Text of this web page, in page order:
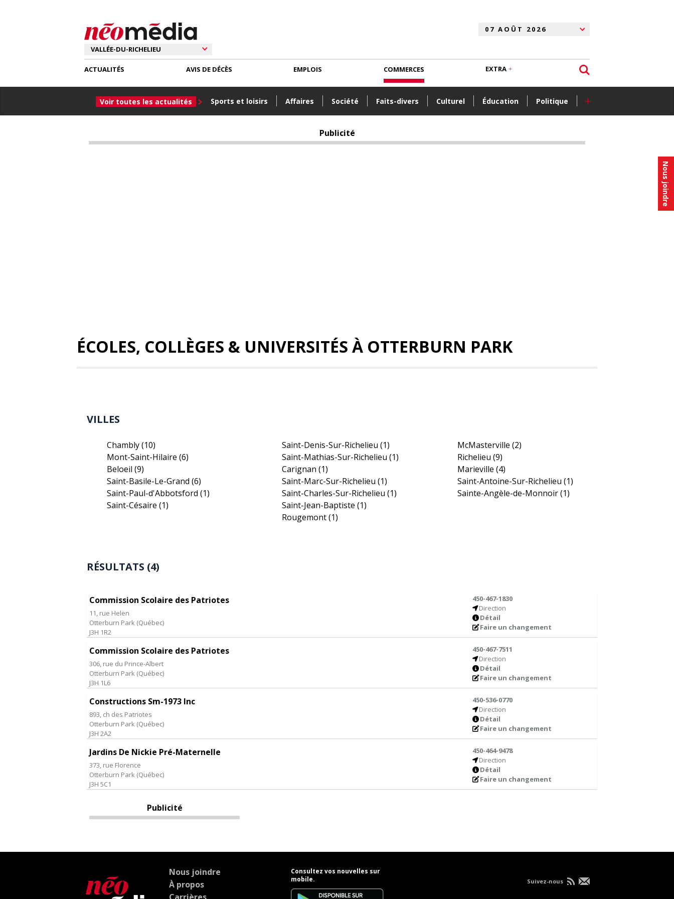
Nous joindre
ACTUALITÉS
Voir toutes les actualités Sports et loisirs Affaires Société Faits-divers Culturel Éducation Politique +
AVIS DE DÉCÈS EMPLOIS COMMERCES EXTRA
Publicité
ÉCOLES, COLLÈGES & UNIVERSITÉS À OTTERBURN PARK
VILLES
Chambly(10)
Mont-Saint-Hilaire (6)
Beloeil (9)
Saint-Basile-Le-Grand (6)
Saint-Paul-d'Abbotsford (1)
Saint-Césaire (1)
Saint-Denis-Sur-Richelieu(1)
Saint-Mathias-Sur-Richelieu(1)
Carignan(1)
Saint-Marc-Sur-Richelieu(1)
Saint-Charles-Sur-Richelieu(1)
Saint-Jean-Baptiste(1)
Rougemont(1)
McMasterville (2)
Richelieu (9)
Marieville (4)
Saint-Antoine-Sur-Richelieu (1)
Sainte-Angèle-de-Monnoir(1)
RÉSULTATS (4)
Commission Scolaire des Patriotes
11, rue Helen
Otterburn Park (Québec)
J3H 1R2
450-467-1830
Direction
Détail
Faire un changement
Commission Scolaire des Patriotes
306, rue du Prince-Albert
Otterburn Park (Québec)
J3H 1L6
450-467-7511
Direction
Détail
Faire un changement
Constructions Sm-1973 Inc
893, ch des Patriotes
Otterburn Park (Québec)
J3H 2A2
450-536-0770
Direction
Détail
Faire un changement
Jardins De Nickie Pré-Maternelle
373, rue Florence
Otterburn Park (Québec)
J3H 5C1
450-464-9478
Direction
Détail
Faire un changement
Publicité
Nous joindre
À propos
Consultez vos nouvelles sur
mobile.
Suivez-nous